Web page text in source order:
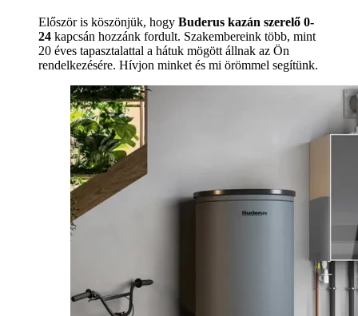
Először is köszönjük, hogy Buderus kazán szerelő 0-
24 kapcsán hozzánk fordult. Szakembereink több, mint
20 éves tapasztalattal a hátuk mögött állnak az Ön
rendelkezésére. Hívjon minket és mi örömmel segítünk.